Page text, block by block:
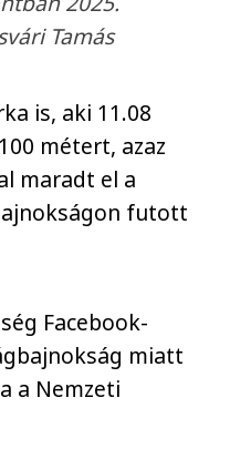
Tamás
is, aki 11.08
métert, azaz
maradt el a
futott
Facebook-
miatt
a Nemzeti